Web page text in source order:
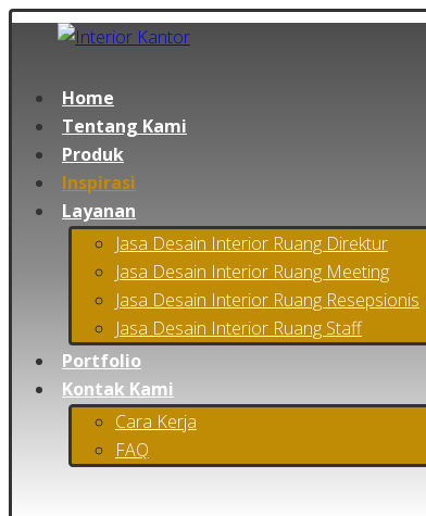
Home
Tentang Kami
Produk
Inspirasi
Layanan
Jasa Desain Interior Ruang Direktur
Jasa Desain Interior Ruang Meeting
Jasa Desain Interior Ruang Resepsionis
Jasa Desain Interior Ruang Staff
Portfolio
Kontak Kami
Cara Kerja
FAQ